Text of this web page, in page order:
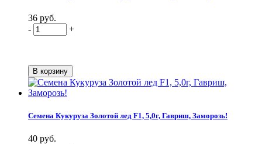
36 руб.
-
+
Семена Кукуруза Золотой лед F1, 5,0г, Гавриш, Заморозь!
40 руб.